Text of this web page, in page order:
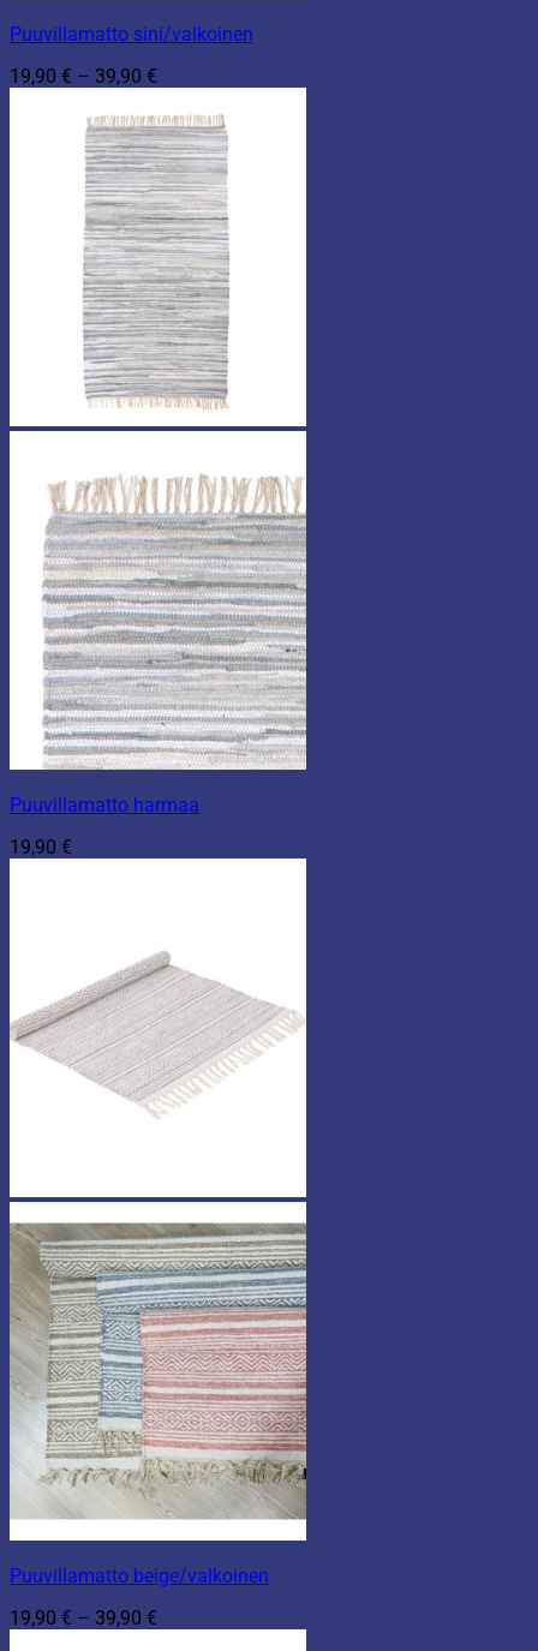
Puuvillamatto sini/valkoinen
19,90 € – 39,90 €
-
39,90 €
Puuvillamatto harmaa
19,90 €
Puuvillamatto beige/valkoinen
19,90 € – 39,90 €